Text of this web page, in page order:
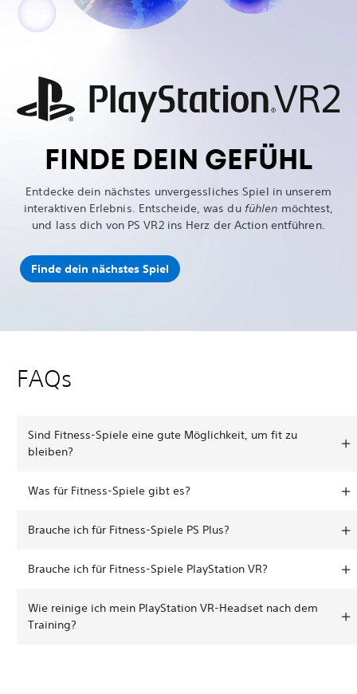
FINDE DEIN GEFÜHL
Entdecke dein nächstes unvergessliches Spiel in unserem
interaktiven Erlebnis. Entscheide, was du fühlen möchtest,
und lass dich von PS VR2 ins Herz der Action entführen.
Finde dein nächstes Spiel
FAQs
Sind Fitness-Spiele eine gute Möglichkeit, um fit zu
bleiben?
Was für Fitness-Spiele gibt es?
Brauche ich für Fitness-Spiele PS Plus?
Brauche ich für Fitness-Spiele PlayStation VR?
Wie reinige ich mein PlayStation VR-Headset nach dem
Training?